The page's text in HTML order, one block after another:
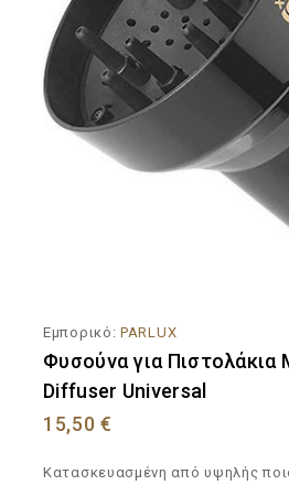
Εμπορικό: PARLUX
Φυσούνα για Πιστολάκια
Diffuser Universal
15,50€
Κατασκευασμένη από υψηλής